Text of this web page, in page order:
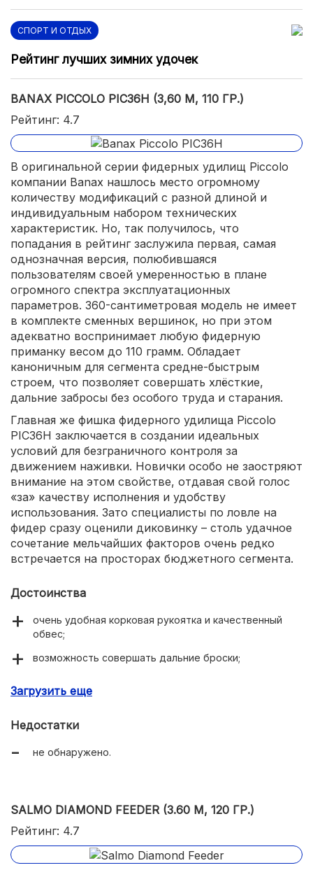
СПОРТ И ОТДЫХ
Рейтинг лучших зимних удочек
BANAX PICCOLO PIC36H (3,60 М, 110 ГР.)
Рейтинг: 4.7
В оригинальной серии фидерных удилищ Piccolo
компании Banax нашлось место огромному
количеству модификаций с разной длиной и
индивидуальным набором технических
характеристик. Но, так получилось, что
попадания в рейтинг заслужила первая, самая
однозначная версия, полюбившаяся
пользователям своей умеренностью в плане
огромного спектра эксплуатационных
параметров. 360-сантиметровая модель не имеет
в комплекте сменных вершинок, но при этом
адекватно воспринимает любую фидерную
приманку весом до 110 грамм. Обладает
каноничным для сегмента средне-быстрым
строем, что позволяет совершать хлёсткие,
дальние забросы без особого труда и старания.
Главная же фишка фидерного удилища Piccolo
PIC36H заключается в создании идеальных
условий для безграничного контроля за
движением наживки. Новички особо не заостряют
внимание на этом свойстве, отдавая свой голос
«за» качеству исполнения и удобству
использования. Зато специалисты по ловле на
фидер сразу оценили диковинку – столь удачное
сочетание мельчайших факторов очень редко
встречается на просторах бюджетного сегмента.
Достоинства
очень удобная корковая рукоятка и качественный
обвес;
возможность совершать дальние броски;
диапазоне;
фазах ловли;
добротная сборка;
Загрузить еще
Недостатки
не обнаружено.
SALMO DIAMOND FEEDER (3.60 М, 120 ГР.)
Рейтинг: 4.7